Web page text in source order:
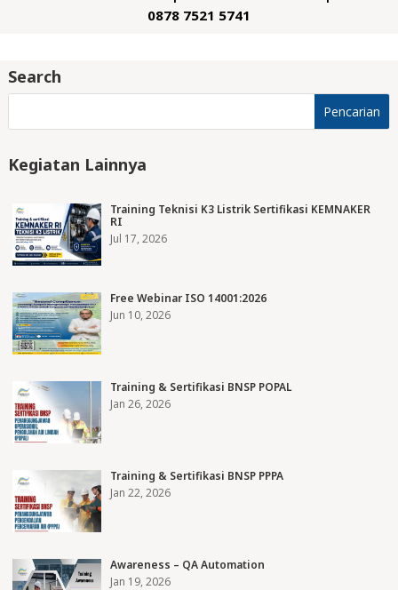
0878 7521 5741
Search
Kegiatan Lainnya
Training Teknisi K3 Listrik Sertifikasi KEMNAKER
RI
Jul 17, 2026
Free Webinar ISO 14001:2026
Jun 10, 2026
Training & Sertifikasi BNSP POPAL
Jan 26, 2026
Training & Sertifikasi BNSP PPPA
Jan 22, 2026
Awareness – QA Automation
Jan 19, 2026